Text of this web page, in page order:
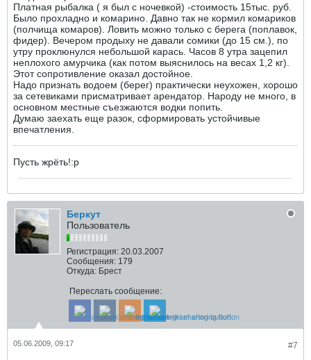
Платная рыбалка ( я был с ночевкой) -стоимость 15тыс. руб.
Было прохладно и комарино. Давно так не кормил комариков
(полчища комаров). Ловить можно только с берега (поплавок,
фидер). Вечером продыху не давали сомики (до 15 см.), по
утру проклюнулся небольшой карась. Часов 8 утра зацепил
неплохого амурчика (как потом выяснилось на весах 1,2 кг).
Этот сопротивление оказал достойное.
Надо признать водоем (берег) практически неухожен, хорошо
за сетевиками присматривает арендатор. Народу не много, в
основном местные съезжаются водки попить.
Думаю заехать еще разок, сформировать устойчивые
впечатления.
Пусть жрёть!:p
Беркут
Пользователь
Регистрация: 20.03.2007
Сообщения: 179
Откуда: Брест
Переслать сообщение:
#7
05.06.2009, 09:17